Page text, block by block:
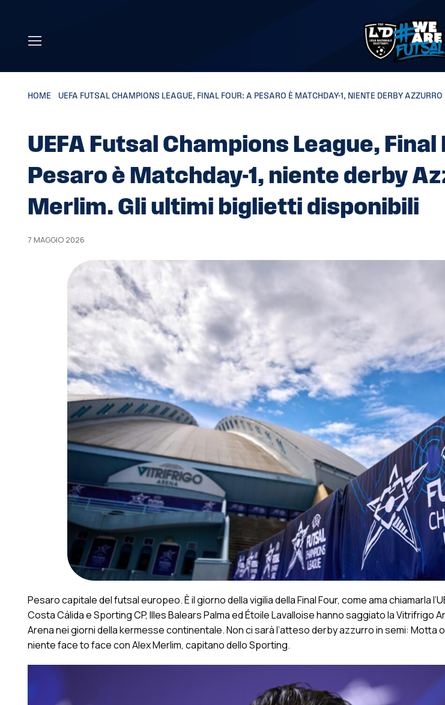
HOME UEFA FUTSAL CHAMPIONS LEAGUE, FINAL FOUR: A PESARO È MATCHDAY-1, NIENTE DERBY
UEFA Futsal Champions League, Final
Pesaro è Matchday-1, niente derby
Merlim. Gli ultimi biglietti disponibili
7 MAGGIO 2026
Pesaro capitale del futsal europeo. È il giorno della vigilia della Final Four, come ama chiamarla
Costa Cálida e Sporting CP, Illes Balears Palma ed Étoile Lavalloise hanno saggiato la Vitrifrigo
Arena nei giorni della kermesse continentale. Non ci sarà l’atteso derby azzurro in semi: Motta
niente face to face con Alex Merlim, capitano dello Sporting.